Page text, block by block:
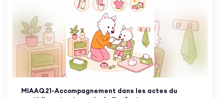
MIAAQ21-Accompagnement dans les actes du